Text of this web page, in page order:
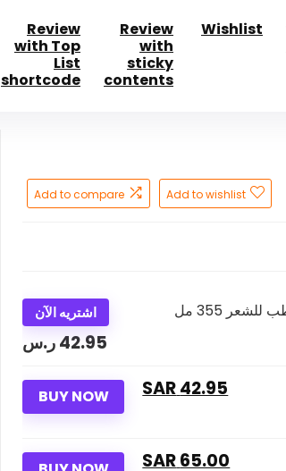
Wishlist
Review
with
sticky
contents
Review
with Top
List
shortcode
Add to wishlist
Add to compare
اشتريه الآن
42.95ر.س
BUY NOW 42.95 SAR
65.00 SAR